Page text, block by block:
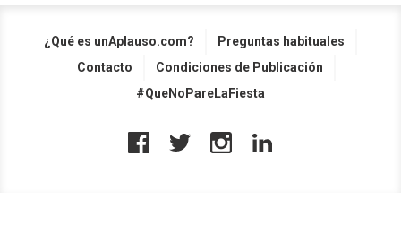
¿Qué es unAplauso.com?
Preguntas habituales
Contacto
Condiciones de Publicación
#QueNoPareLaFiesta